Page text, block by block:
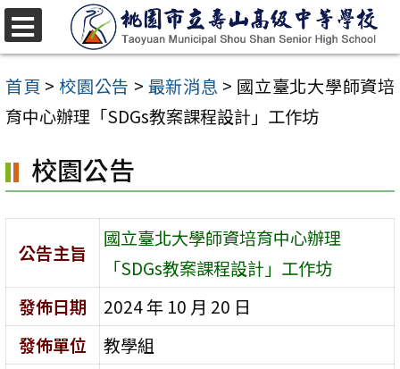
跳
至
主
要
容
區
首頁 > 校園公告 > 最新消息 > 國立臺北大學師資培
育中心辦理「SDGs教案課程設計」工作坊
校園公告
公告主旨
國立臺北大學師資培育中心辦理
「SDGs教案課程設計」工作坊
發佈日期
2024 年 10 月 20 日
發佈單位
教學組
選
單